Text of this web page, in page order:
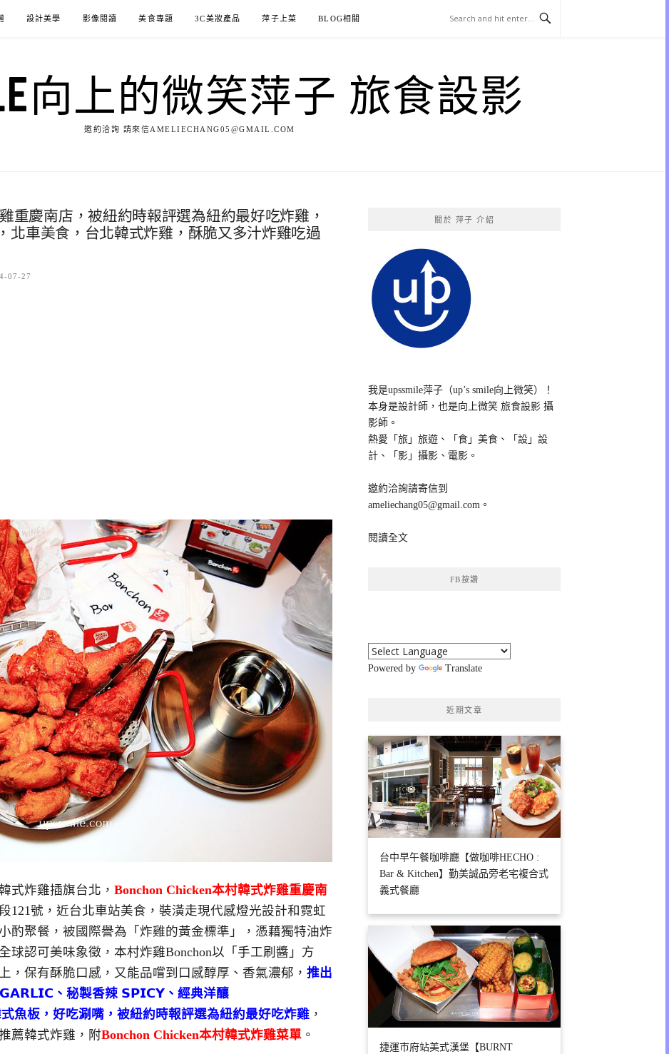
設計美學 影像閱讀 美食專題 3C美妝產品 萍子上菜 BLOG相關
向上的微笑萍子 旅食設影
邀約洽詢 請來信AMELIECHANG05@GMAIL.COM
重慶南店，被紐約時報評選為紐約最好吃炸雞，
北車美食，台北韓式炸雞，酥脆又多汁炸雞吃過
07-27
式炸雞插旗台北， Bonchon Chicken本村韓式炸雞重慶南
121號，近台北車站美食，裝潢走現代感燈光設計和霓虹
酌聚餐，被國際譽為「炸雞的黃金標準」，憑藉獨特油炸
球認可美味象徵，本村炸雞Bonchon以「手工刷醬」方
，保有酥脆口感，又能品嚐到口感醇厚、香氣濃郁， 推出
、秘製香辣 𝗦𝗣𝗜𝗖𝗬、經典洋釀
板，好吃涮嘴，被紐約時報評選為紐約最好吃炸雞 ，
薦韓式炸雞，附Bonchon Chicken本村韓式炸雞菜單 。
關於 萍子 介紹
我是upssmile萍子（up’s smile向上微笑）！
本身是設計師，也是向上微笑 旅食設影 攝
影師。
熱愛「旅」旅遊、「食」美食、「設」設
計、「影」攝影、電影。
邀約洽詢請寄信到
ameliechang05@gmail.com。
閱讀全文
FB按讚
Powered by Translate
近期文章
台中早午餐咖啡廳【做咖啡HECHO :
Bar & Kitchen】勤美誠品旁老宅複合式
義式餐廳
捷運市府站美式漢堡【BURNT